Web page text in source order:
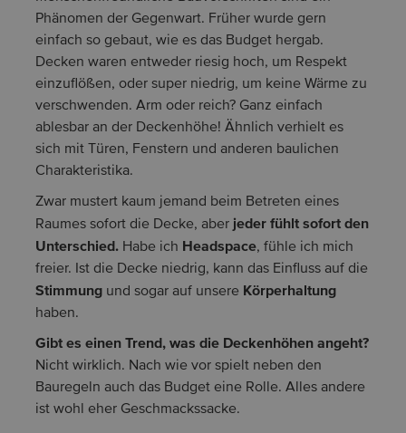
Phänomen der Gegenwart. Früher wurde gern
einfach so gebaut, wie es das Budget hergab.
Decken waren entweder riesig hoch, um Respekt
einzuflößen, oder super niedrig, um keine Wärme zu
verschwenden. Arm oder reich? Ganz einfach
ablesbar an der Deckenhöhe! Ähnlich verhielt es
sich mit Türen, Fenstern und anderen baulichen
Charakteristika.
Zwar mustert kaum jemand beim Betreten eines
Raumes sofort die Decke, aber jeder fühlt sofort den
Unterschied. Habe ich Headspace, fühle ich mich
freier. Ist die Decke niedrig, kann das Einfluss auf die
Stimmung und sogar auf unsere Körperhaltung
haben.
Gibt es einen Trend, was die Deckenhöhen angeht?
Nicht wirklich. Nach wie vor spielt neben den
Bauregeln auch das Budget eine Rolle. Alles andere
ist wohl eher Geschmackssacke.